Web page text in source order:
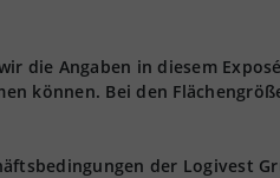
die Angaben in diesem
können. Bei den
der Logivest